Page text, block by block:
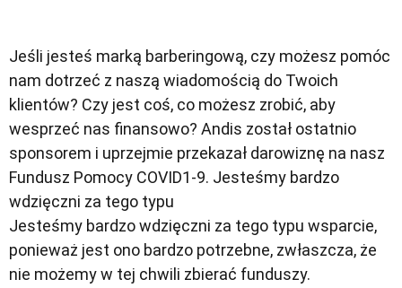
Jeśli jesteś marką barberingową, czy możesz pomóc
nam dotrzeć z naszą wiadomością do Twoich
klientów? Czy jest coś, co możesz zrobić, aby
wesprzeć nas finansowo? Andis został ostatnio
sponsorem i uprzejmie przekazał darowiznę na nasz
Fundusz Pomocy COVID1-9. Jesteśmy bardzo
wdzięczni za tego typu
Jesteśmy bardzo wdzięczni za tego typu wsparcie,
ponieważ jest ono bardzo potrzebne, zwłaszcza, że
nie możemy w tej chwili zbierać funduszy.